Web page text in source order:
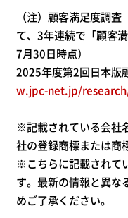
（注）顧客満足度調
て、3年連続で「顧客
7月30日時点）
2025年度第2回日本版
w.jpc-net.jp/
※記載されている会社
社の登録商標または商
※こちらに記載されて
す。最新の情報と異な
めご了承ください。